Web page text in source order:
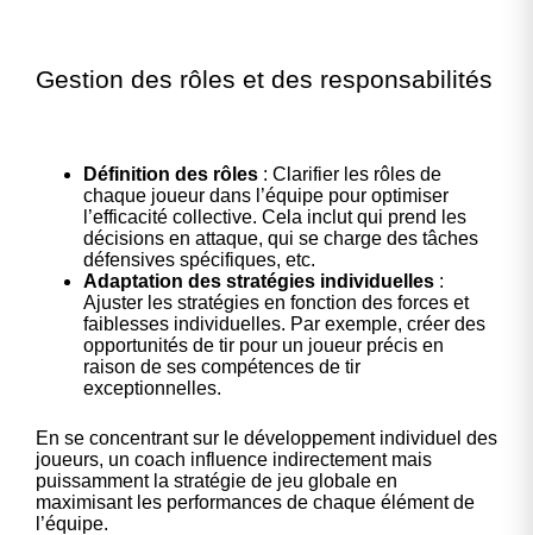
Gestion des rôles et des responsabilités
Définition des rôles : Clarifier les rôles de
chaque joueur dans l’équipe pour optimiser
l’efficacité collective. Cela inclut qui prend les
décisions en attaque, qui se charge des tâches
défensives spécifiques, etc.
Adaptation des stratégies individuelles :
Ajuster les stratégies en fonction des forces et
faiblesses individuelles. Par exemple, créer des
opportunités de tir pour un joueur précis en
raison de ses compétences de tir
exceptionnelles.
En se concentrant sur le développement individuel des
joueurs, un coach influence indirectement mais
puissamment la stratégie de jeu globale en
maximisant les performances de chaque élément de
l’équipe.